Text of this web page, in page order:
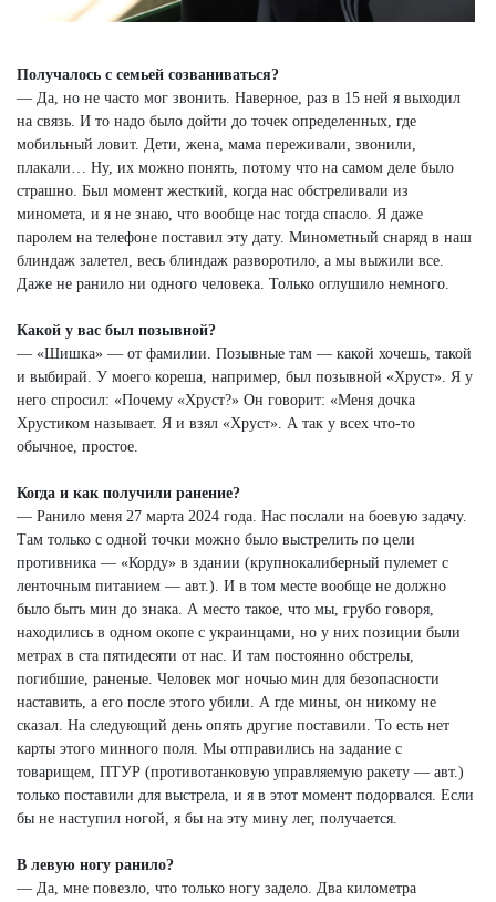
Получалось с семьей созваниваться?
— Да, но не часто мог звонить. Наверное, раз в 15 ней я выходил
на связь. И то надо было дойти до точек определенных, где
мобильный ловит. Дети, жена, мама переживали, звонили,
плакали… Ну, их можно понять, потому что на самом деле было
страшно. Был момент жесткий, когда нас обстреливали из
миномета, и я не знаю, что вообще нас тогда спасло. Я даже
паролем на телефоне поставил эту дату. Минометный снаряд в наш
блиндаж залетел, весь блиндаж разворотило, а мы выжили все.
Даже не ранило ни одного человека. Только оглушило немного.
Какой у вас был позывной?
— «Шишка» — от фамилии. Позывные там — какой хочешь, такой
и выбирай. У моего кореша, например, был позывной «Хруст». Я у
него спросил: «Почему «Хруст?» Он говорит: «Меня дочка
Хрустиком называет. Я и взял «Хруст». А так у всех что-то
обычное, простое.
Когда и как получили ранение?
— Ранило меня 27 марта 2024 года. Нас послали на боевую задачу.
Там только с одной точки можно было выстрелить по цели
противника — «Корду» в здании (крупнокалиберный пулемет с
ленточным питанием — авт.). И в том месте вообще не должно
было быть мин до знака. А место такое, что мы, грубо говоря,
находились в одном окопе с украинцами, но у них позиции были
метрах в ста пятидесяти от нас. И там постоянно обстрелы,
погибшие, раненые. Человек мог ночью мин для безопасности
наставить, а его после этого убили. А где мины, он никому не
сказал. На следующий день опять другие поставили. То есть нет
карты этого минного поля. Мы отправились на задание с
товарищем, ПТУР (противотанковую управляемую ракету — авт.)
только поставили для выстрела, и я в этот момент подорвался. Если
бы не наступил ногой, я бы на эту мину лег, получается.
В левую ногу ранило?
— Да, мне повезло, что только ногу задело. Два километра